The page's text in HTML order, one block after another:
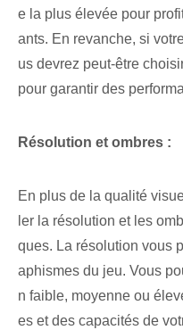
e la plus élevée pour
ants. En revanche, si
us devrez peut-être
pour garantir des
Résolution et ombres :
En plus de la qualité
ler la résolution et les
ques. La résolution vous
aphismes du jeu. Vous
n faible, moyenne ou
es et des capacités de